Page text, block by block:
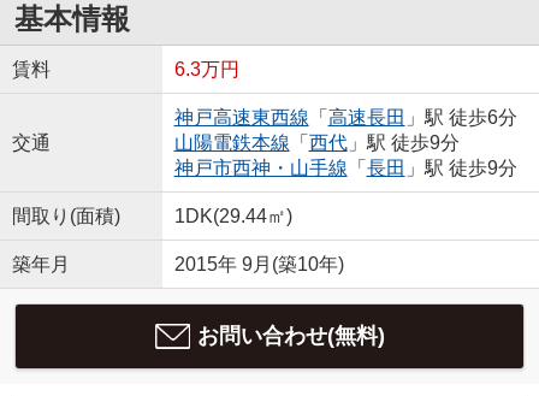
基本情報
賃料 6.3万円
交通
神戸高速東西線 「 高速長田 」駅 徒歩6分
山陽電鉄本線 「 西代」駅 徒歩9分
神戸市西神・山手線 「 長田 」駅 徒歩9分
間取り(面積) 1DK(29.44㎡)
築年月 2015年 9月(築10年)
お問い合わせ(無料)